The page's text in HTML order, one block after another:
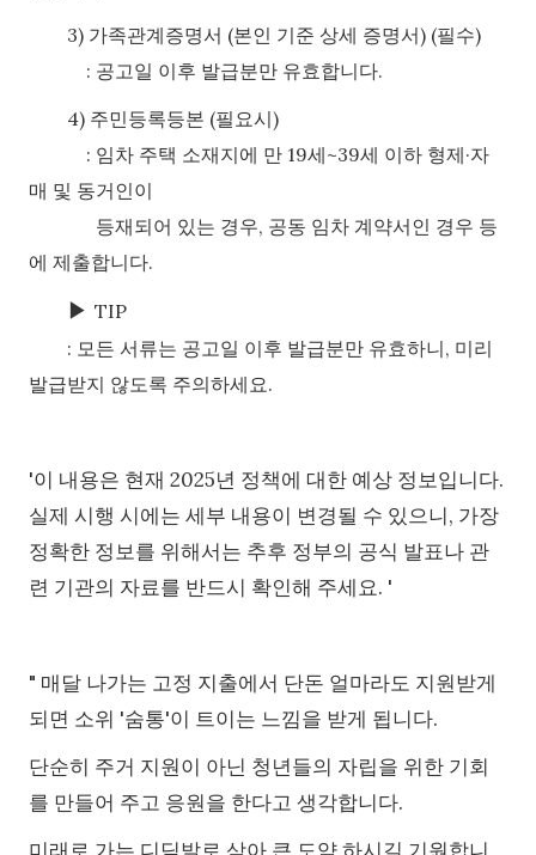
3) 가족관계증명서 (본인 기준 상세 증명서) (필수)
: 공고일 이후 발급분만 유효합니다.
4) 주민등록등본 (필요시)
: 임차 주택 소재지에 만 19세~39세 이하 형제·자
매 및 동거인이
등재되어 있는 경우, 공동 임차 계약서인 경우 등
에 제출합니다.
▶ TIP
: 모든 서류는 공고일 이후 발급분만 유효하니, 미리
발급받지 않도록 주의하세요.
'이 내용은 현재 2025년 정책에 대한 예상 정보입니다.
실제 시행 시에는 세부 내용이 변경될 수 있으니, 가장
정확한 정보를 위해서는 추후 정부의 공식 발표나 관
련 기관의 자료를 반드시 확인해 주세요. '
" 매달 나가는 고정 지출에서 단돈 얼마라도 지원받게
되면 소위 '숨통'이 트이는 느낌을 받게 됩니다.
단순히 주거 지원이 아닌 청년들의 자립을 위한 기회
를 만들어 주고 응원을 한다고 생각합니다.